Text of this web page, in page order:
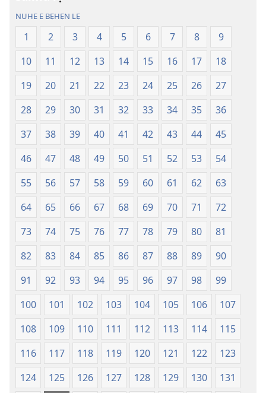
Lẹdogbedevomẹ
Aihọn
Yọyọ
Tọn
(Zinjẹgbonu
2015
Tọn)
Aihọn
Yọyọ
Tọn
(Zinjẹgbonu
2015
Tọn)
NUHE E BẸHẸN LẸ
1 2 3 4 5 6 7 8
9
10
11 12 13 14 15 16 17
18
19
20 21 22 23 24 25 26
27
28
29 30 31 32 33 34 35
36
37
38 39 40 41 42 43 44
45
46
47 48 49 50 51 52 53
54
55
56 57 58 59 60 61 62
63
64
65 66 67 68 69 70 71
72
73
74 75 76 77 78 79 80
81
82
83 84 85 86 87 88 89
90
91
92 93 94 95 96 97 98
99
100
101 102 103 104 105 106
107
108
109 110 111 112 113 114
115
116
117 118 119 120 121 122
123
124
125 126 127 128 129 130
131